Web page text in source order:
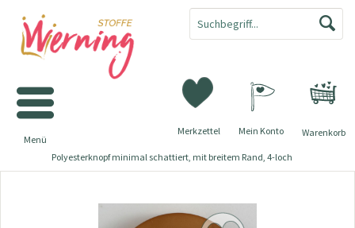
Warenkorb
Merkzettel Mein Konto
Menü
Polyesterknopf minimal schattiert, mit breitem Rand, 4-loch